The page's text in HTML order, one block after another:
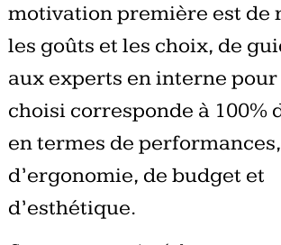
motivation première est de
les goûts et les choix, de
aux experts en interne
choisi corresponde à 100%
en termes de performances,
d’ergonomie, de budget et
d’esthétique.